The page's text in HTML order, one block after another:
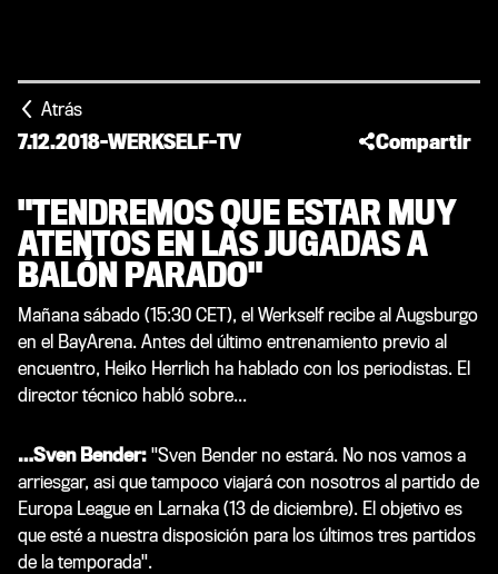
Atrás
7.12.2018-WERKSELF-TV Compartir
"TENDREMOS QUE ESTAR MUY
ATENTOS EN LAS JUGADAS A
BALÓN PARADO"
Mañana sábado (15:30 CET), el Werkself recibe al Augsburgo
en el BayArena. Antes del último entrenamiento previo al
encuentro, Heiko Herrlich ha hablado con los periodistas. El
director técnico habló sobre...
…Sven Bender: "Sven Bender no estará. No nos vamos a
arriesgar, asi que tampoco viajará con nosotros al partido de
Europa League en Larnaka (13 de diciembre). El objetivo es
que esté a nuestra disposición para los últimos tres partidos
de la temporada".